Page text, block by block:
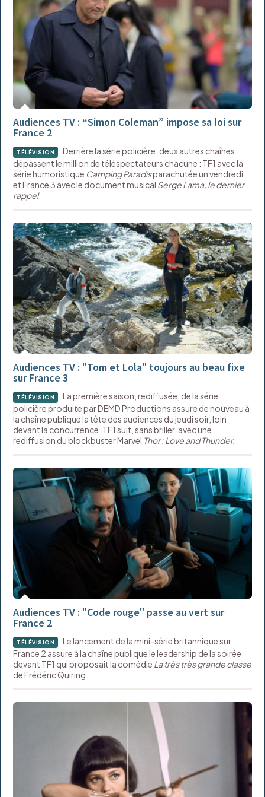
Audiences TV : “Simon Coleman” impose sa loi sur
France 2
TÉLÉVISION
Derrière la série policière, deux autres chaînes
dépassent le million de téléspectateurs chacune : TF1 avec la
série humoristique Camping Paradisparachutée un vendredi
et France 3 avec le document musical Serge Lama, le dernier
rappel.
Audiences TV : "Tom et Lola" toujours au beau fixe
sur France 3
TÉLÉVISION
La première saison, rediffusée, de la série
policière produite par DEMD Productions assure de nouveau à
la chaîne publique la tête des audiences du jeudi soir, loin
devant la concurrence. TF1 suit, sans briller, avec une
rediffusion du blockbuster Marvel Thor : Love and Thunder.
Audiences TV : "Code rouge" passe au vert sur
France 2
TÉLÉVISION
Le lancement de la mini-série britannique sur
France 2 assure à la chaîne publique le leadership de la soirée
devant TF1 qui proposait la comédie La très très grande classe
de Frédéric Quiring.